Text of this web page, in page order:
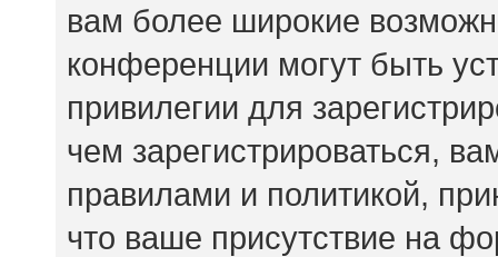
вам более широкие
конференции могут быть
привилегии для
чем зарегистрироваться,
правилами и политикой,
что ваше присутствие на